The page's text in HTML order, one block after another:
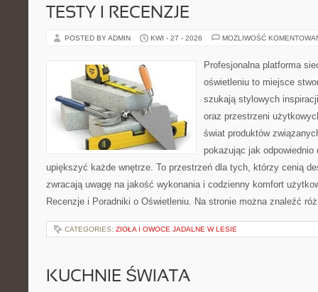
TESTY I RECENZJE
POSTED BY ADMIN KWI - 27 - 2026 MOŻLIWOŚĆ
Profesjonalna platforma
oświetleniu to miejsce
szukają stylowych
oraz przestrzeni
świat produktów
pokazując jak odpowiednio
upiększyć każde wnętrze. To przestrzeń dla tych, którzy cenią
zwracają uwagę na jakość wykonania i codzienny komfort
Recenzje i Poradniki o Oświetleniu. Na stronie można znaleźć
CATEGORIES: ZIOŁA I OWOCE JADALNE W LESIE
KUCHNIE ŚWIATA